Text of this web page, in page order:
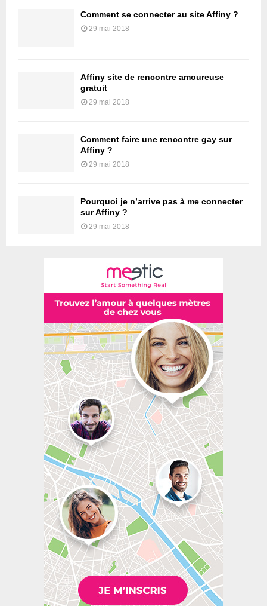
Comment se connecter au site Affiny ?
29 mai 2018
Affiny site de rencontre amoureuse
gratuit
29 mai 2018
Comment faire une rencontre gay sur
Affiny ?
29 mai 2018
Pourquoi je n’arrive pas à me connecter
sur Affiny ?
29 mai 2018